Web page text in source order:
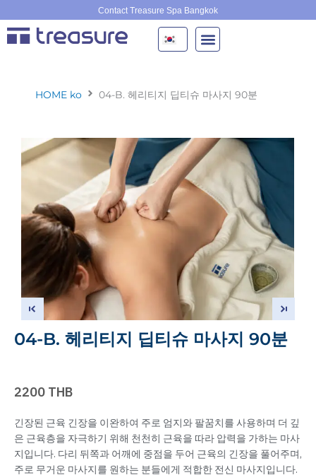
텐
츠
Contact Treasure Spa Bangkok
HOME ko 04-B. 헤리티지 딥티슈 마사지 90분
04-B. 헤리티지 딥티슈 마사지 90분
2200 THB
긴장된 근육 긴장을 이완하여 주로 엄지와 팔꿈치를 사용하며 더 깊
은 근육층을 자극하기 위해 천천히 근육을 따라 압력을 가하는 마사
지입니다. 다리 뒤쪽과 어깨에 중점을 두어 근육의 긴장을 풀어주며,
주로 무거운 마사지를 원하는 분들에게 적합한 전신 마사지입니다.